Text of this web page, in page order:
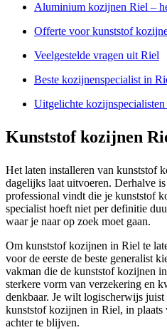
Aluminium kozijnen Riel –
Offerte voor kunststof
Veelgestelde vragen uit Riel
Beste kozijnenspecialist in
Uitgelichte
Kunststof kozijnen
Het laten installeren van kunststof
dagelijks laat uitvoeren. Derhalve
professional vindt die je kunststof
specialist hoeft niet per definitie
waar je naar op zoek moet gaan.
Om kunststof kozijnen in Riel te
voor de eerste de beste generalist
vakman die de kunststof kozijnen
sterkere vorm van verzekering en
denkbaar. Je wilt logischerwijs
kunststof kozijnen in Riel, in
achter te blijven.